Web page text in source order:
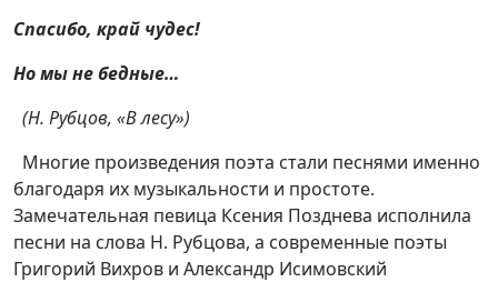
Спасибо, край чудес!
Но мы не бедные…
(Н. Рубцов, «В лесу»)
Многие произведения поэта стали песнями именно
благодаря их музыкальности и простоте.
Замечательная певица Ксения Позднева исполнила
песни на слова Н. Рубцова, а современные поэты
Григорий Вихров и Александр Исимовский